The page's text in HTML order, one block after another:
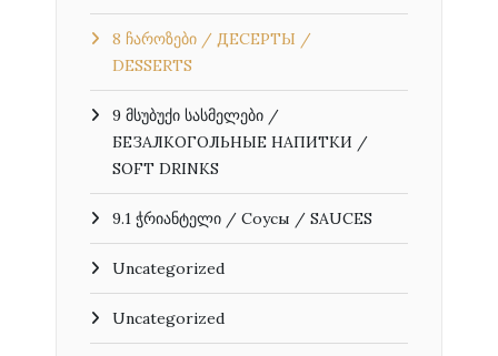
8 ჩაროზები / ДЕСЕРТЫ /
DESSERTS
9 მსუბუქი სასმელები /
БЕЗАЛКОГОЛЬНЫЕ НАПИТКИ /
SOFT DRINKS
9.1 ჭრიანტელი / Соусы / SAUCES
Uncategorized
Uncategorized